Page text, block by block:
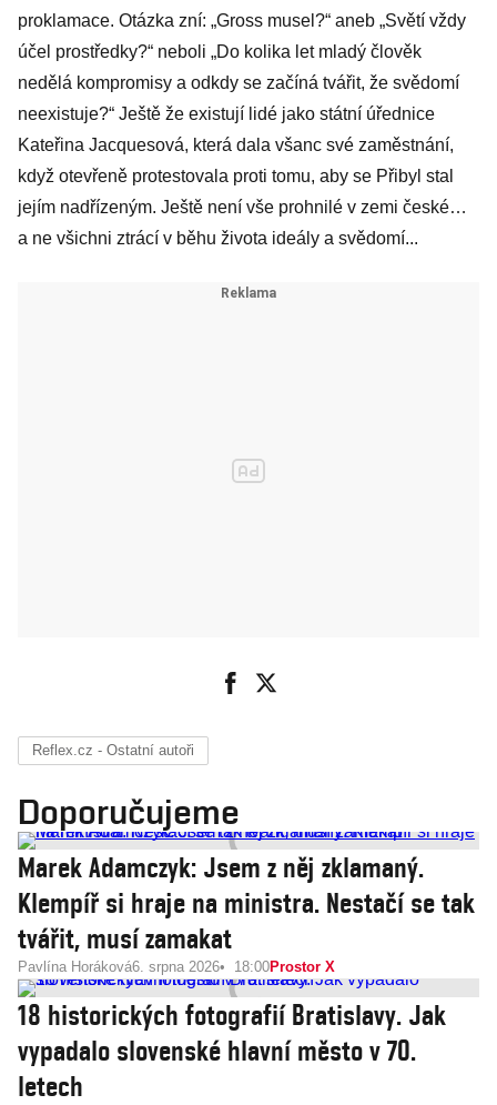
proklamace. Otázka zní: „Gross musel?“ aneb „Světí vždy
účel prostředky?“ neboli „Do kolika let mladý člověk
nedělá kompromisy a odkdy se začíná tvářit, že svědomí
neexistuje?“ Ještě že existují lidé jako státní úřednice
Kateřina Jacquesová, která dala všanc své zaměstnání,
když otevřeně protestovala proti tomu, aby se Přibyl stal
jejím nadřízeným. Ještě není vše prohnilé v zemi české…
a ne všichni ztrácí v běhu života ideály a svědomí...
Reflex.cz - Ostatní autoři
Doporučujeme
Marek Adamczyk: Jsem z něj zklamaný.
Klempíř si hraje na ministra. Nestačí se tak
tvářit, musí zamakat
Pavlína Horáková6. srpna 2026 18:00Prostor X
18 historických fotografií Bratislavy. Jak
vypadalo slovenské hlavní město v 70.
letech